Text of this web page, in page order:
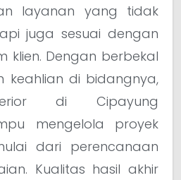
layanan yang tidak
juga sesuai dengan
klien. Dengan berbekal
keahlian di bidangnya,
di Cipayung
mengelola proyek
dari perencanaan
Kualitas hasil akhir